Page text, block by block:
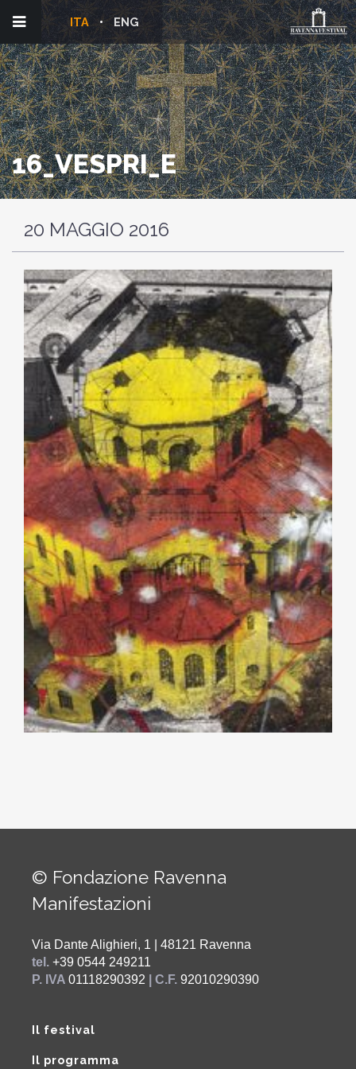
ENG
ITA
16_VESPRI_E
20 MAGGIO 2016
© Fondazione Ravenna
Manifestazioni
Via Dante Alighieri, 1 | 48121 Ravenna
tel. +39 0544 249211
P. IVA 01118290392 | C.F. 92010290390
Il festival
Il programma